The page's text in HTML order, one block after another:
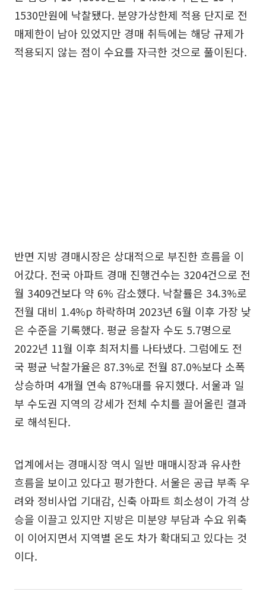
1530만원에 낙찰됐다. 분양가상한제 적용 단지로 전
매제한이 남아 있었지만 경매 취득에는 해당 규제가
적용되지 않는 점이 수요를 자극한 것으로 풀이된다.
반면 지방 경매시장은 상대적으로 부진한 흐름을 이
어갔다. 전국 아파트 경매 진행건수는 3204건으로 전
월 3409건보다 약 6% 감소했다. 낙찰률은 34.3%로
전월 대비 1.4%p 하락하며 2023년 6월 이후 가장 낮
은 수준을 기록했다. 평균 응찰자 수도 5.7명으로
2022년 11월 이후 최저치를 나타냈다. 그럼에도 전
국 평균 낙찰가율은 87.3%로 전월 87.0%보다 소폭
상승하며 4개월 연속 87%대를 유지했다. 서울과 일
부 수도권 지역의 강세가 전체 수치를 끌어올린 결과
로 해석된다.
업계에서는 경매시장 역시 일반 매매시장과 유사한
흐름을 보이고 있다고 평가한다. 서울은 공급 부족 우
려와 정비사업 기대감, 신축 아파트 희소성이 가격 상
승을 이끌고 있지만 지방은 미분양 부담과 수요 위축
이 이어지면서 지역별 온도 차가 확대되고 있다는 것
이다.